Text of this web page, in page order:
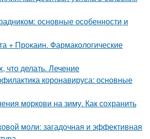
основные особенности и
+ Прокаин. Фармакологические
что делать. Лечение
коронавируса: основные
моркови на зиму. Как сохранить
моли: загадочная и эффективная